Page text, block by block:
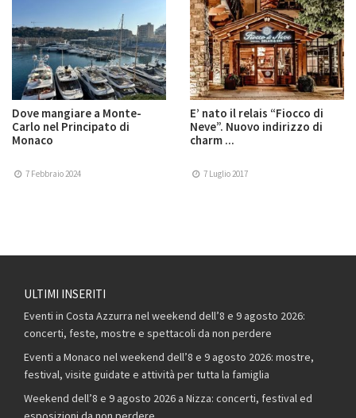
Dove mangiare a Monte-
Carlo nel Principato di
Monaco
7 Febbraio 2024
E’ nato il relais “Fiocco di
Neve”. Nuovo indirizzo di
charm ...
7 Luglio 2017
ULTIMI INSERITI
Eventi in Costa Azzurra nel weekend dell’8 e 9 agosto 2026:
concerti, feste, mostre e spettacoli da non perdere
Eventi a Monaco nel weekend dell’8 e 9 agosto 2026: mostre,
festival, visite guidate e attività per tutta la famiglia
Weekend dell’8 e 9 agosto 2026 a Nizza: concerti, festival ed